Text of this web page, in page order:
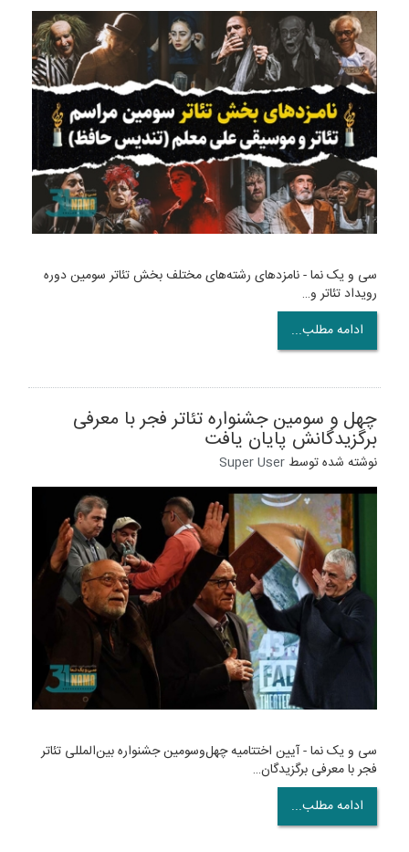
سی و یک نما - نامزدهای رشته‌های‌ مختلف بخش تئاتر سومین دوره
رویداد تئاتر و…
ادامه مطلب...
چهل و سومین جشنواره تئاتر فجر با معرفی
برگزیدگانش پایان یافت
نوشته شده توسط Super User
سی و یک نما - آیین اختتامیه چهل‌وسومین جشنواره بین‌المللی تئاتر
فجر با معرفی برگزیدگان…
ادامه مطلب...